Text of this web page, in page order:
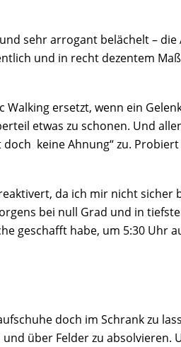
sehr arrogant belächelt –
und in recht dezentem
ersetzt, wenn ein
etwas zu schonen. Und
keine Ahnung“ zu.
da ich mir nicht
bei null Grad und in
geschafft habe, um 5:30
doch im Schrank zu
über Felder zu